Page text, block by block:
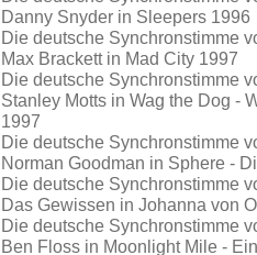
Danny Snyder in Sleepers 1996
Die deutsche Synchronstimme
Max Brackett in Mad City 1997
Die deutsche Synchronstimme
Stanley Motts in Wag the Dog -
1997
Die deutsche Synchronstimme
Norman Goodman in Sphere -
Die deutsche Synchronstimme
Das Gewissen in Johanna von
Die deutsche Synchronstimme
Ben Floss in Moonlight Mile -